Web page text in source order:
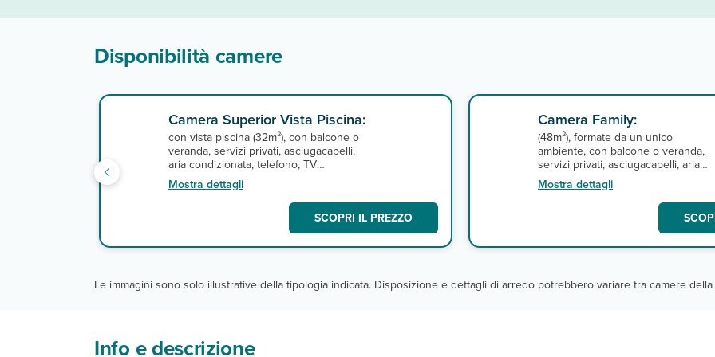
Disponibilità camere
Camera Superior Vista Piscina:
con vista piscina (32m²), con balcone o
veranda, servizi privati, asciugacapelli,
aria condizionata, telefono, TV
satellitare con alcuni canali italiani (Rai 1
e 3), cassetta di sicurezza e
connessione wi-fi gratuita. A
Mostra dettagli
SCOPRI IL PREZZO
Camera Family:
(48m²), formate da un unico
ambiente, con balcone o veranda,
servizi privati, asciugacapelli, aria
condizionata, telefono, TV satellitare
con alcuni canali italiani (Rai 1 e 3),
cassetta di sicurezza e
wi-fi gratuita. A pagamento, minibar.
Mostra dettagli
Le immagini sono solo illustrative della tipologia indicata. Disposizione e dettagli di arredo potrebbero variare tra camere
Info e descrizione